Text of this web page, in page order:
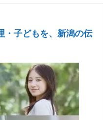
・子どもを、新潟の伝